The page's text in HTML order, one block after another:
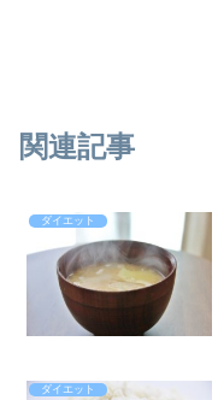
関連記事
ダイエット
ダイエット